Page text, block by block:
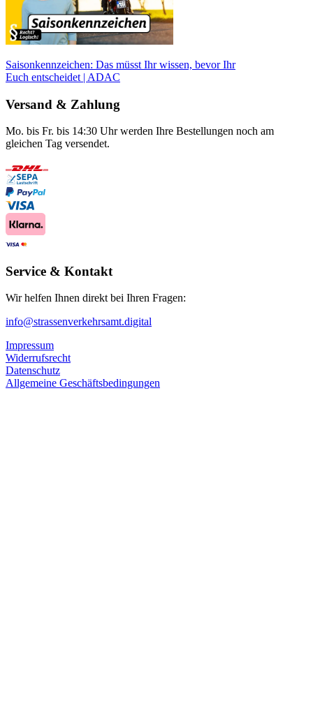
Saisonkennzeichen: Das müsst Ihr wissen, bevor Ihr
Euch entscheidet | ADAC
Versand & Zahlung
Mo. bis Fr. bis 14:30 Uhr werden Ihre Bestellungen noch am
gleichen Tag versendet.
Service & Kontakt
Wir helfen Ihnen direkt bei Ihren Fragen:
info@strassenverkehrsamt.digital
Impressum
Widerrufsrecht
Datenschutz
Allgemeine Geschäftsbedingungen